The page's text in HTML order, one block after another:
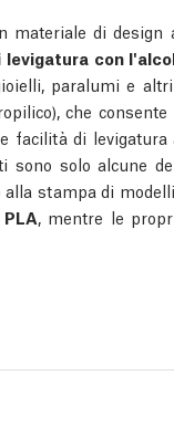
materiale di
con
paralumi e
che
facilità di
solo alcune
stampa di
, mentre le